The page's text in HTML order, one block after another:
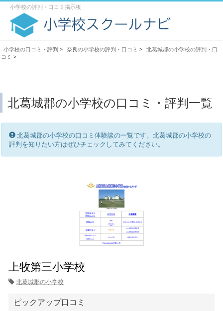
小学校の評判・口コミ掲示板
小学校の口コミ・評判 > 奈良の小学校の評判・口コミ > 北葛城郡の小学校の評判・口
コミ >
北葛城郡の小学校の口コミ・評判一覧
北葛城郡の小学校の口コミ体験談の一覧です。北葛城郡の小学校の
評判を知りたい方はぜひチェックしてみてください。
上牧第三小学校
北葛城郡の小学校
ピックアップ口コミ